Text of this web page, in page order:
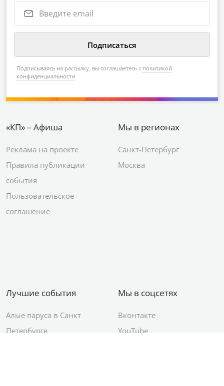
Подписываясь на рассылку, вы соглашаетесь с политикой
конфиденциальности
«КП» – Афиша
Реклама на проекте
Правила публикации
события
Пользовательское
соглашение
Мы в регионах
Санкт-Петербург
Москва
Лучшие события
Алые паруса в Санкт
Петербурге
Мы в соцсетях
Вконтакте
YouTube